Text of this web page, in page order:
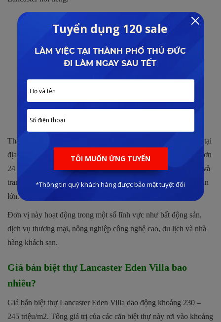
Thành lập và hoạt động từ năm 1995 với trụ sở chính được đặt tại
địa chỉ 21 Nguyễn Trung Ngạn, Bến Nghé, Quận 1. Trải qua hơn
24 năm kinh nghiệm cùng đội ngũ chuyên gia, kỹ sư nổi tiếng và
trang thiết bị hiện đại đã giúp cho đơn vị hoàn thành nhiều dự án
lớn.
Đơn vị này hoạt động trong một số lĩnh vực như bất động sản,
dịch vụ thương mại, nông nghiệp công nghệ cao, du lịch và nhà
hàng khách sạn.
Giá bán biệt thự Lancaster Eden Villa bao
nhiêu?
Giá bán biệt thự Lancaster Eden Villa dao động khoảng 230 –
245 triệu/m2. Tổng giá trị của các căn biệt thự này rơi vào khoảng